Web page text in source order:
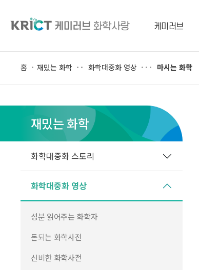
케미러브
홈 재밌는 화학 화학대중화 영상 마시는 화학
재밌는 화학
화학대중화 스토리
화학대중화 영상
성분 읽어주는 화학자
돈되는 화학사전
신비한 화학사전